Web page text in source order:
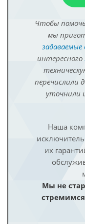
Чтобы
мы
задаваемые
интересного
перечислили
уточнили
Наша
их
Мы не